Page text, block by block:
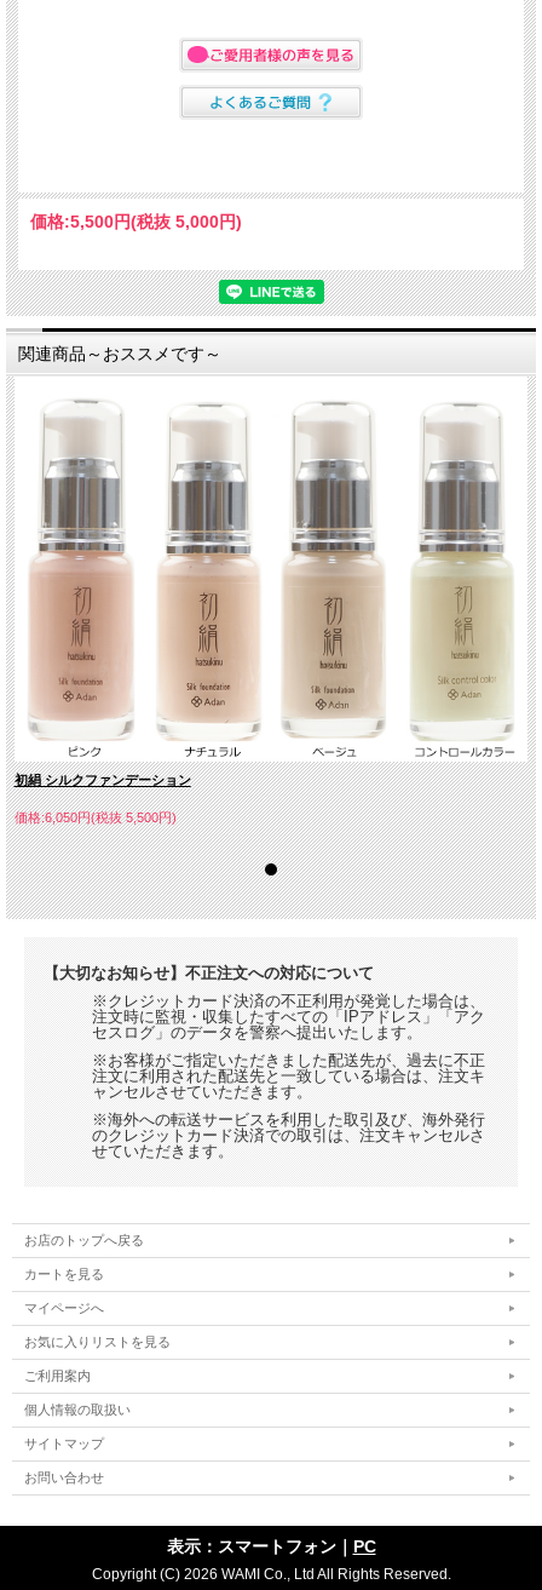
価格:5,500円(税抜 5,000円)
関連商品～おススメです～
初絹 シルクファンデーション
価格:6,050円(税抜 5,500円)
【大切なお知らせ】不正注文への対応について
※クレジットカード決済の不正利用が発覚した場合は、
注文時に監視・収集したすべての「IPアドレス」「アク
セスログ」のデータを警察へ提出いたします。
※お客様がご指定いただきました配送先が、過去に不正
注文に利用された配送先と一致している場合は、注文キ
ャンセルさせていただきます。
※海外への転送サービスを利用した取引及び、海外発行
のクレジットカード決済での取引は、注文キャンセルさ
せていただきます。
お店のトップへ戻る
カートを見る
マイページへ
お気に入りリストを見る
ご利用案内
個人情報の取扱い
サイトマップ
お問い合わせ
表示：スマートフォン｜ PC
Copyright (C) 2026 WAMI Co., Ltd All Rights Reserved.